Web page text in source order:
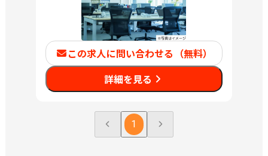
この求人に問い合わせる（無料）
詳細を見る
1